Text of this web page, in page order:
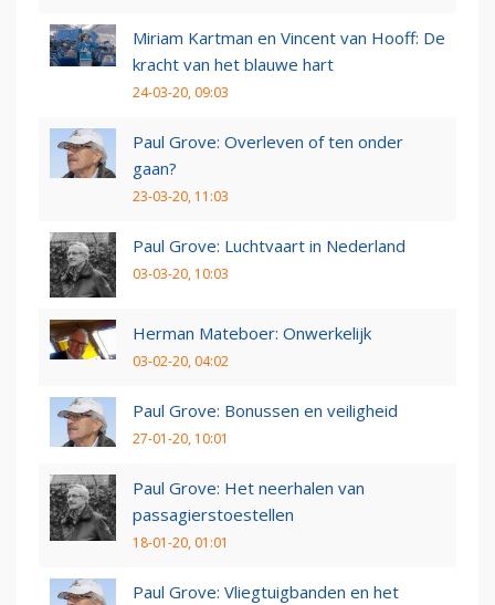
Miriam Kartman en Vincent van Hooff: De
kracht van het blauwe hart
24-03-20, 09:03
Paul Grove: Overleven of ten onder
gaan?
23-03-20, 11:03
Paul Grove: Luchtvaart in Nederland
03-03-20, 10:03
Herman Mateboer: Onwerkelijk
03-02-20, 04:02
Paul Grove: Bonussen en veiligheid
27-01-20, 10:01
Paul Grove: Het neerhalen van
passagierstoestellen
18-01-20, 01:01
Paul Grove: Vliegtuigbanden en het